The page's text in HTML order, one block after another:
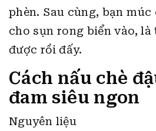
phèn. Sau cùng, bạn múc
cho sụn rong biển vào,
được rồi đấy.
Cách nấu chè
đam siêu ngon
Nguyên liệu